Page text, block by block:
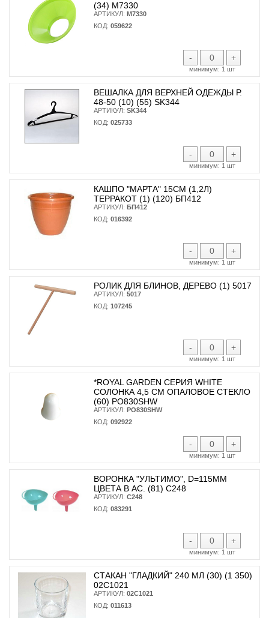
(34) М7330
АРТИКУЛ: М7330
КОД: 059622
- +
минимум: 1 шт
ВЕШАЛКА ДЛЯ ВЕРХНЕЙ ОДЕЖДЫ Р.
48-50 (10) (55) SK344
АРТИКУЛ: SK344
КОД: 025733
- +
минимум: 1 шт
КАШПО "МАРТА" 15СМ (1,2Л)
ТЕРРАКОТ (1) (120) БП412
АРТИКУЛ: БП412
КОД: 016392
- +
минимум: 1 шт
РОЛИК ДЛЯ БЛИНОВ, ДЕРЕВО (1) 5017
АРТИКУЛ: 5017
КОД: 107245
- +
минимум: 1 шт
*ROYAL GARDEN СЕРИЯ WHITE
СОЛОНКА 4,5 СМ ОПАЛОВОЕ СТЕКЛО
(60) PO830SHW
АРТИКУЛ: PO830SHW
КОД: 092922
- +
минимум: 1 шт
ВОРОНКА "УЛЬТИМО", D=115ММ
ЦВЕТА В АС. (81) С248
АРТИКУЛ: С248
КОД: 083291
- +
минимум: 1 шт
СТАКАН "ГЛАДКИЙ" 240 МЛ (30) (1 350)
02С1021
АРТИКУЛ: 02С1021
КОД: 011613